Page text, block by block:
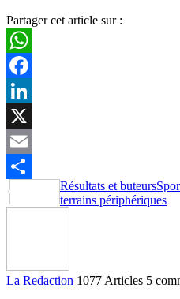
Partager cet article sur :
WhatsApp
Facebook
LinkedIn
X
Email
Partager
Résultats et buteurs
terrains périphériques
La Redaction 1077 Articles 5